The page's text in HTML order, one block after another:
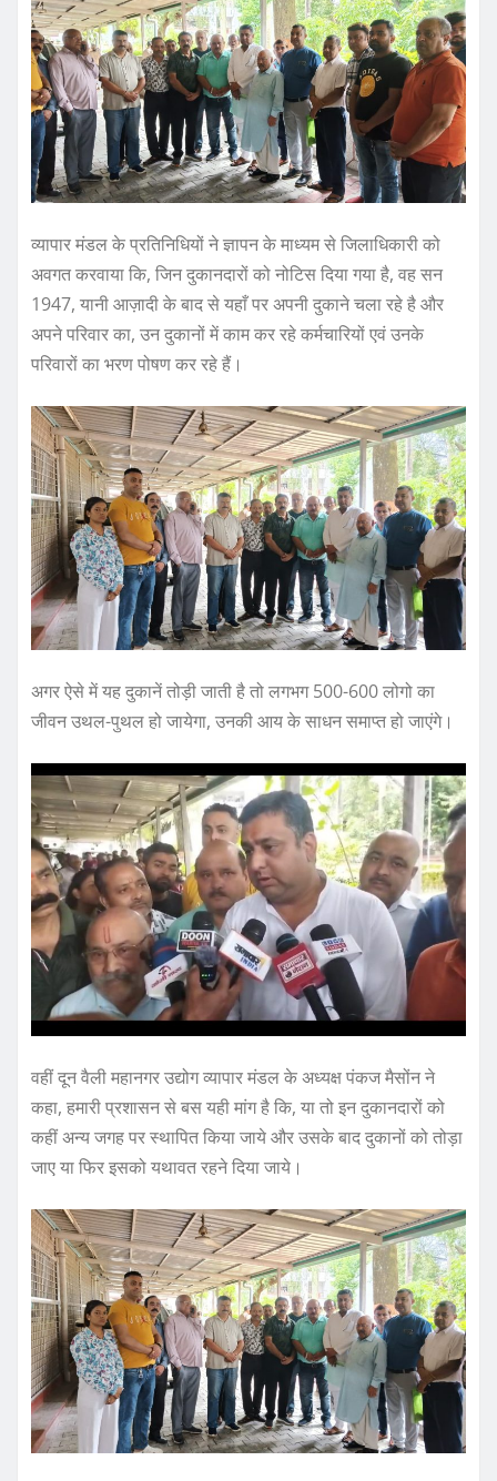
व्यापार मंडल के प्रतिनिधियों ने ज्ञापन के माध्यम से जिलाधिकारी को
अवगत करवाया कि, जिन दुकानदारों को नोटिस दिया गया है, वह सन
1947, यानी आज़ादी के बाद से यहाँ पर अपनी दुकाने चला रहे है और
अपने परिवार का, उन दुकानों में काम कर रहे कर्मचारियों एवं उनके
परिवारों का भरण पोषण कर रहे हैं।
अगर ऐसे में यह दुकानें तोड़ी जाती है तो लगभग 500-600 लोगो का
जीवन उथल-पुथल हो जायेगा, उनकी आय के साधन समाप्त हो जाएंगे।
वहीं दून वैली महानगर उद्योग व्यापार मंडल के अध्यक्ष पंकज मैसोंन ने
कहा, हमारी प्रशासन से बस यही मांग है कि, या तो इन दुकानदारों को
कहीं अन्य जगह पर स्थापित किया जाये और उसके बाद दुकानों को तोड़ा
जाए या फिर इसको यथावत रहने दिया जाये।